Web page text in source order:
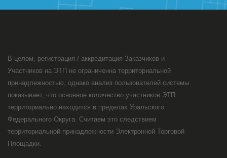
В целом, регистрация / аккредитация Заказчиков и
Участников на ЭТП не ограниченна территориальной
принадлежностью, однако анализ пользователей системы
показывает, что основное количество участников ЭТП
территориально находится в пределах Уральского
Федерального Округа. Считаем это следствием
территориальной принадлежности Электронной Торговой
Площадки.